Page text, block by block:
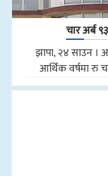
चार अर्ब
झापा, २४ साउन ।
आर्थिक वर्षमा रु